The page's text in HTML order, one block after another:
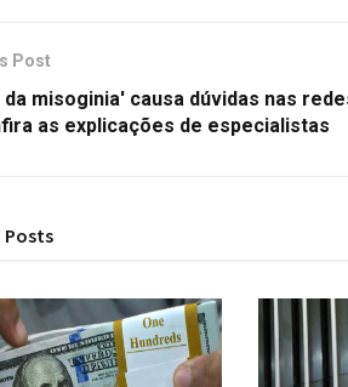
Post
da misoginia' causa dúvidas nas
as explicações de especialistas
Posts